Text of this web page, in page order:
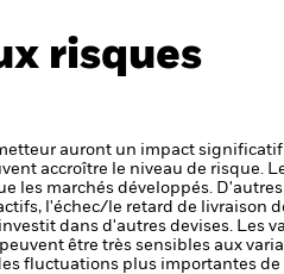
risques
auront un impact
accroître le niveau de risque.
marchés développés.
l'échec/le retard de livraison
dans d'autres devises. Les
être très sensibles aux
fluctuations plus importantes